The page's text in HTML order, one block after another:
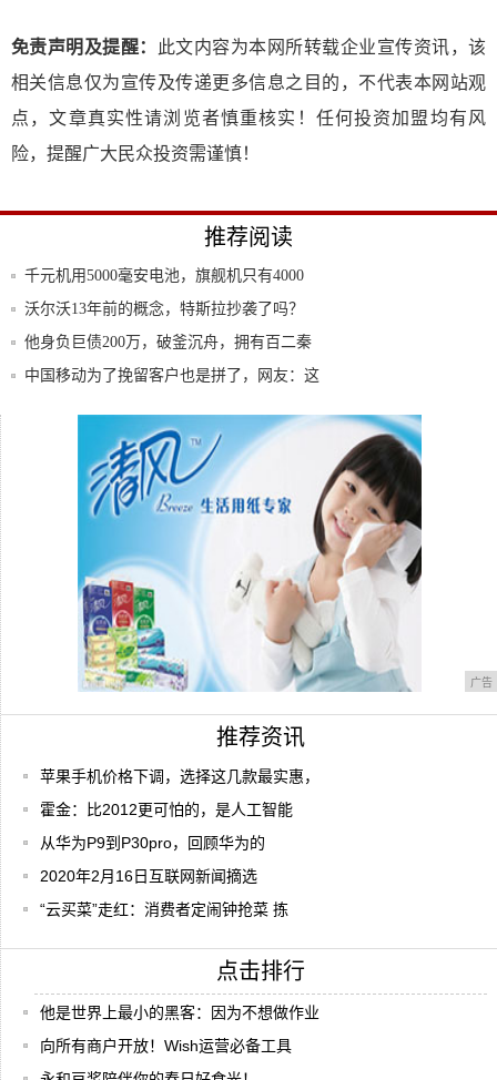
免责声明及提醒：
此文内容为本网所转载企业宣传资讯，该
相关信息仅为宣传及传递更多信息之目的，不代表本网站观
点，文章真实性请浏览者慎重核实！任何投资加盟均有风
险，提醒广大民众投资需谨慎！
推荐阅读
千元机用5000毫安电池，旗舰机只有4000
沃尔沃13年前的概念，特斯拉抄袭了吗？
他身负巨债200万，破釜沉舟，拥有百二秦
川
中国移动为了挽留客户也是拼了，网友：这
小米10首批消费者亲身体验：买了个5G手
广告
推荐资讯
苹果手机价格下调，选择这几款最实惠，
霍金：比2012更可怕的，是人工智能
从华为P9到P30pro，回顾华为的
2020年2月16日互联网新闻摘选
“云买菜”走红：消费者定闹钟抢菜 拣
点击排行
他是世界上最小的黑客：因为不想做作业
向所有商户开放！Wish运营必备工具